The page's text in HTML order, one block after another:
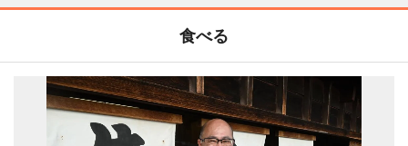
食べる